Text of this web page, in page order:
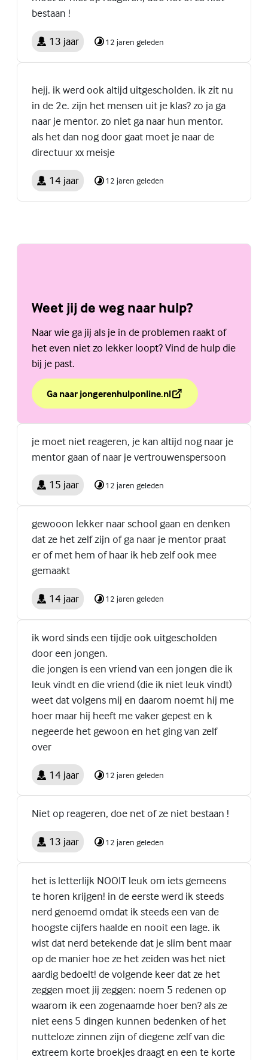
bestaan !
13 jaar 12 jaren geleden
hejj. ik werd ook altijd uitgescholden. ik zit nu
in de 2e. zijn het mensen uit je klas? zo ja ga
naar je mentor. zo niet ga naar hun mentor.
als het dan nog door gaat moet je naar de
directuur xx meisje
14 jaar 12 jaren geleden
Weet jij de weg naar hulp?
Naar wie ga jij als je in de problemen raakt of
het even niet zo lekker loopt? Vind de hulp die
bij je past.
Ga naar jongerenhulponline.nl
over Weet jij de weg naar hulp?
(Externe link)
je moet niet reageren, je kan altijd nog naar je
mentor gaan of naar je vertrouwenspersoon
15 jaar 12 jaren geleden
gewooon lekker naar school gaan en denken
dat ze het zelf zijn of ga naar je mentor praat
er of met hem of haar ik heb zelf ook mee
gemaakt
14 jaar 12 jaren geleden
ik word sinds een tijdje ook uitgescholden
door een jongen.
die jongen is een vriend van een jongen die ik
leuk vindt en die vriend (die ik niet leuk vindt)
weet dat volgens mij en daarom noemt hij me
hoer maar hij heeft me vaker gepest en k
negeerde het gewoon en het ging van zelf
over
14 jaar 12 jaren geleden
Niet op reageren, doe net of ze niet bestaan !
13 jaar 12 jaren geleden
het is letterlijk NOOIT leuk om iets gemeens
te horen krijgen! in de eerste werd ik steeds
nerd genoemd omdat ik steeds een van de
hoogste cijfers haalde en nooit een lage. ik
wist dat nerd betekende dat je slim bent maar
op de manier hoe ze het zeiden was het niet
aardig bedoelt! de volgende keer dat ze het
zeggen moet jij zeggen: noem 5 redenen op
waarom ik een zogenaamde hoer ben? als ze
niet eens 5 dingen kunnen bedenken of het
nutteloze zinnen zijn of diegene zelf van die
extreem korte broekjes draagt en een te korte